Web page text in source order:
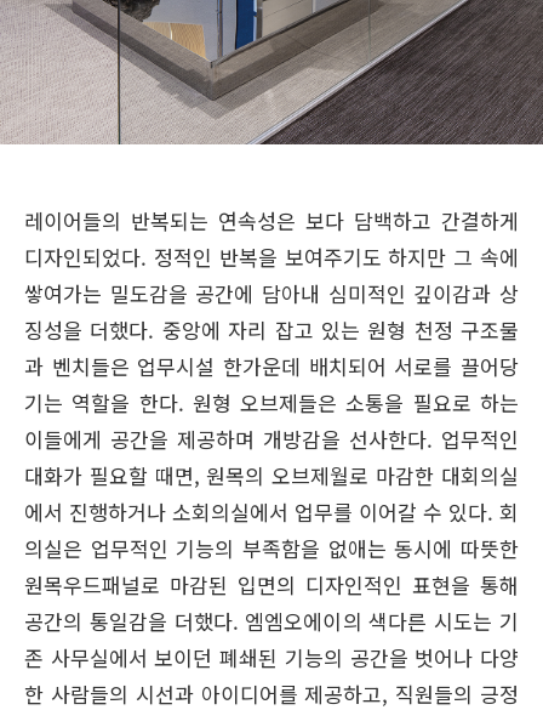
레이어들의 반복되는 연속성은 보다 담백하고 간결하게
디자인되었다. 정적인 반복을 보여주기도 하지만 그 속에
쌓여가는 밀도감을 공간에 담아내 심미적인 깊이감과 상
징성을 더했다. 중앙에 자리 잡고 있는 원형 천정 구조물
과 벤치들은 업무시설 한가운데 배치되어 서로를 끌어당
기는 역할을 한다. 원형 오브제들은 소통을 필요로 하는
이들에게 공간을 제공하며 개방감을 선사한다. 업무적인
대화가 필요할 때면, 원목의 오브제월로 마감한 대회의실
에서 진행하거나 소회의실에서 업무를 이어갈 수 있다. 회
의실은 업무적인 기능의 부족함을 없애는 동시에 따뜻한
원목우드패널로 마감된 입면의 디자인적인 표현을 통해
공간의 통일감을 더했다. 엠엠오에이의 색다른 시도는 기
존 사무실에서 보이던 폐쇄된 기능의 공간을 벗어나 다양
한 사람들의 시선과 아이디어를 제공하고, 직원들의 긍정